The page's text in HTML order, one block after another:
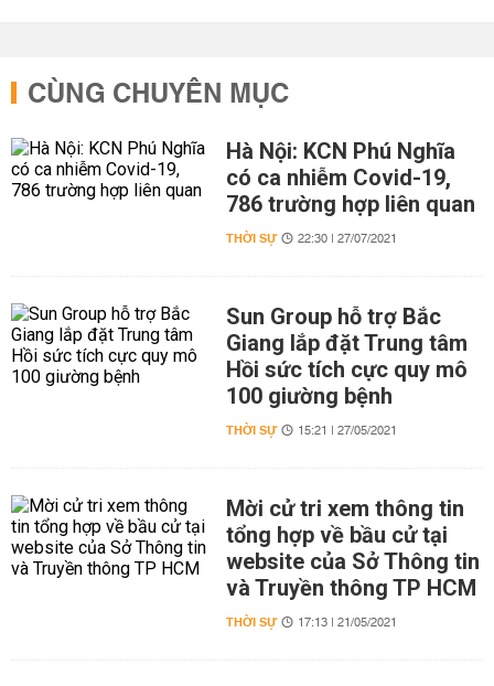
CÙNG CHUYÊN MỤC
Hà Nội: KCN Phú Nghĩa
có ca nhiễm Covid-19,
786 trường hợp liên quan
THỜI SỰ 22:30 | 27/07/2021
Sun Group hỗ trợ Bắc
Giang lắp đặt Trung tâm
Hồi sức tích cực quy mô
100 giường bệnh
THỜI SỰ 15:21 | 27/05/2021
Mời cử tri xem thông tin
tổng hợp về bầu cử tại
website của Sở Thông tin
và Truyền thông TP HCM
THỜI SỰ 17:13 | 21/05/2021